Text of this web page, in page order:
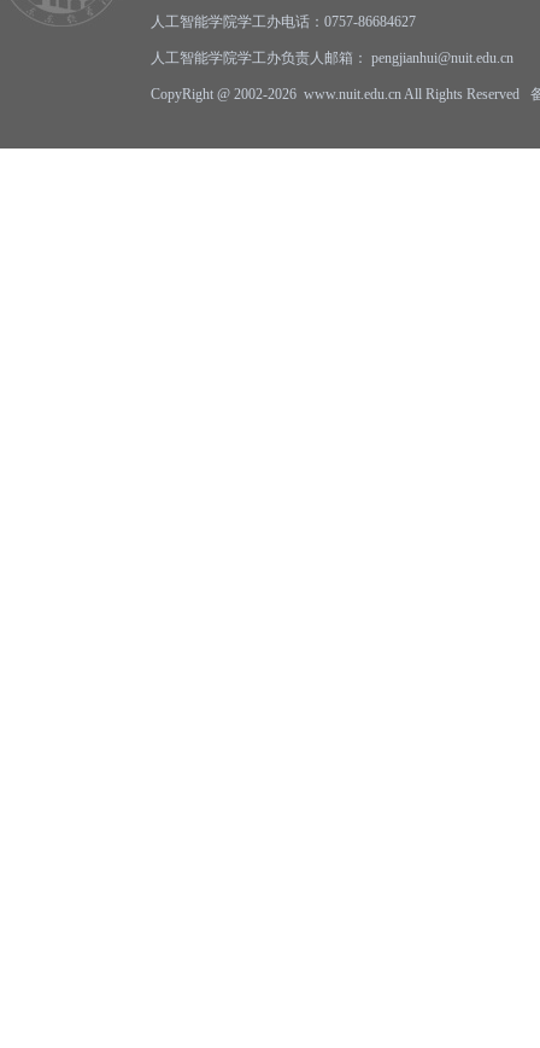
人工智能学院学工办电话：0757-86684627
人工智能学院学工办负责人邮箱： pengjianhui@nuit.edu.cn
CopyRight @ 2002-2026 www.nuit.edu.cn All Rights Reserved